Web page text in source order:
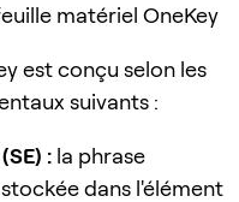
matériel OneKey
est conçu selon les
suivants :
: la phrase
dans l'élément